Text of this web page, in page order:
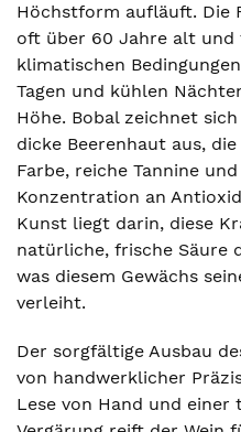
Höchstform aufläuft. Die
oft über 60 Jahre alt
klimatischen
Tagen und kühlen
Höhe. Bobal zeichnet
dicke Beerenhaut aus,
Farbe, reiche Tannine
Konzentration an
Kunst liegt darin, diese
natürliche, frische Säure
was diesem Gewächs
verleiht.
Der sorgfältige Ausbau
von handwerklicher
Lese von Hand und